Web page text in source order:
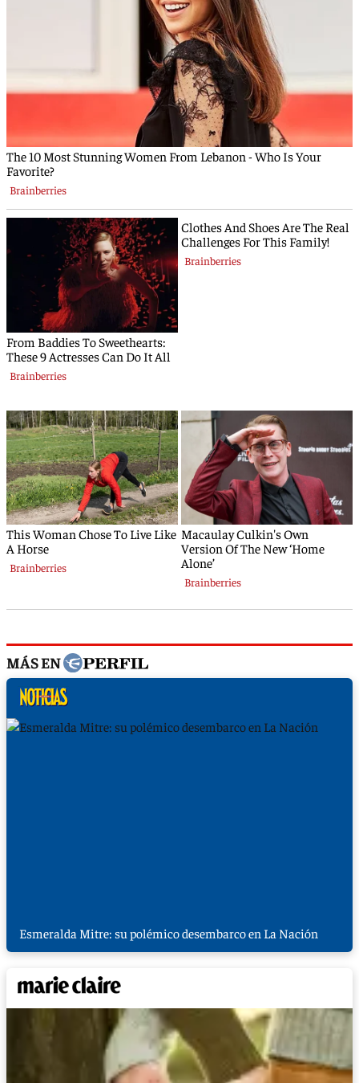
MÁS EN
Esmeralda Mitre: su polémico desembarco en La Nación